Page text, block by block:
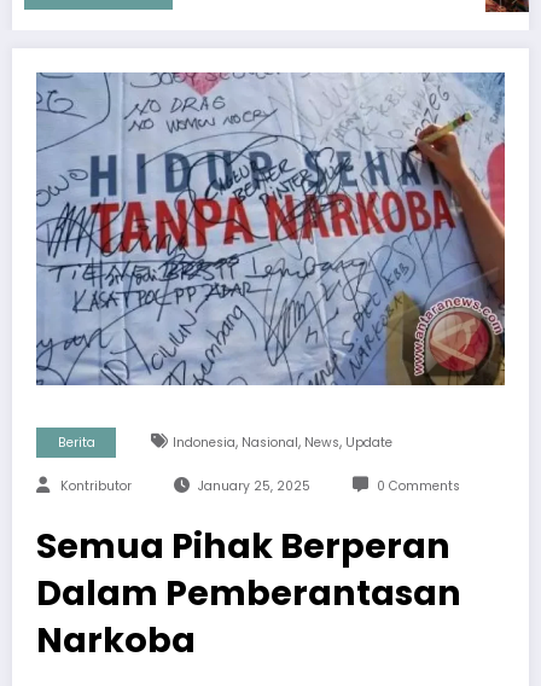
Berita Indonesia, Nasional, News, Update
Kontributor January 25, 2025 0 Comments
Semua Pihak Berperan
Dalam Pemberantasan
Narkoba